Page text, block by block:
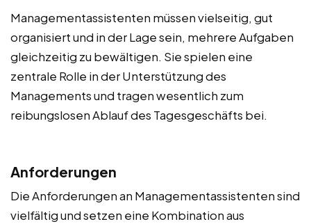
Managementassistenten müssen vielseitig, gut
organisiert und in der Lage sein, mehrere Aufgaben
gleichzeitig zu bewältigen. Sie spielen eine
zentrale Rolle in der Unterstützung des
Managements und tragen wesentlich zum
reibungslosen Ablauf des Tagesgeschäfts bei.
Anforderungen
Die Anforderungen an Managementassistenten sind
vielfältig und setzen eine Kombination aus